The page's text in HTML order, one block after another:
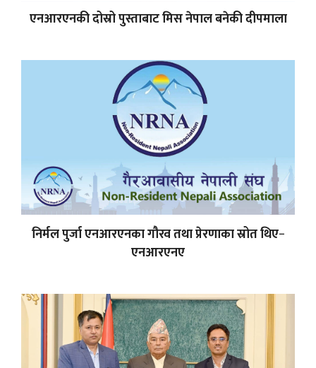
एनआरएनकी दोस्रो पुस्ताबाट मिस नेपाल बनेकी दीपमाला
निर्मल पुर्जा एनआरएनका गौरव तथा प्रेरणाका स्रोत थिए−
एनआरएनए